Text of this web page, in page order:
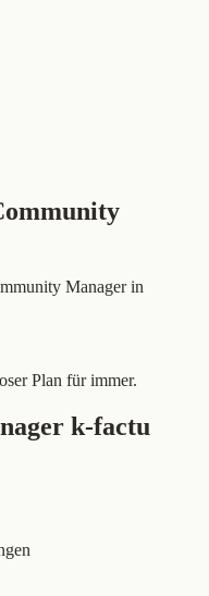
Manager in
Plan für immer.
k-factu